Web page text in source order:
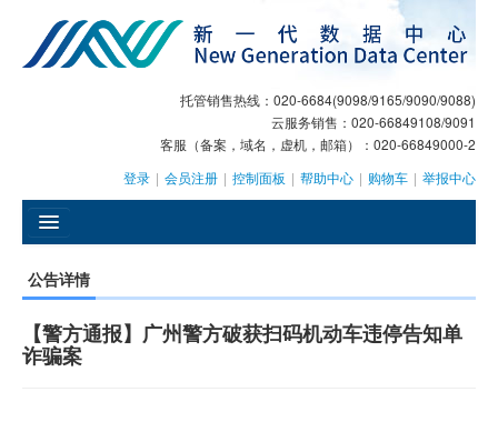
托管销售热线：020-6684(9098/9165/9090/9088)
云服务销售：020-66849108/9091
客服（备案，域名，虚机，邮箱）：020-66849000-2
登录 | 会员注册 | 控制面板 | 帮助中心 | 购物车 | 举报中心
GEO
AI客服
公告详情
【警方通报】广州警方破获扫码机动车违停告知单
诈骗案